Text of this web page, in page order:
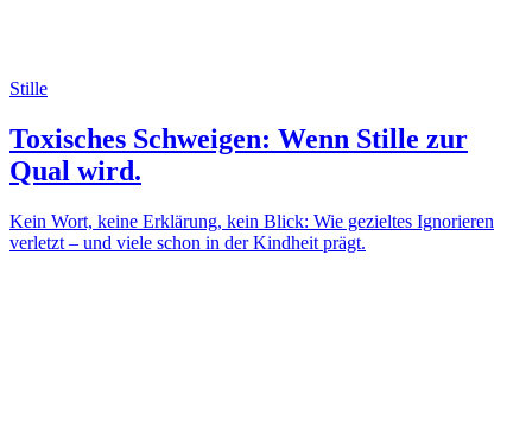
Stille
Toxisches Schweigen: Wenn Stille zur
Qual wird.
Kein Wort, keine Erklärung, kein Blick: Wie gezieltes Ignorieren
verletzt – und viele schon in der Kindheit prägt.